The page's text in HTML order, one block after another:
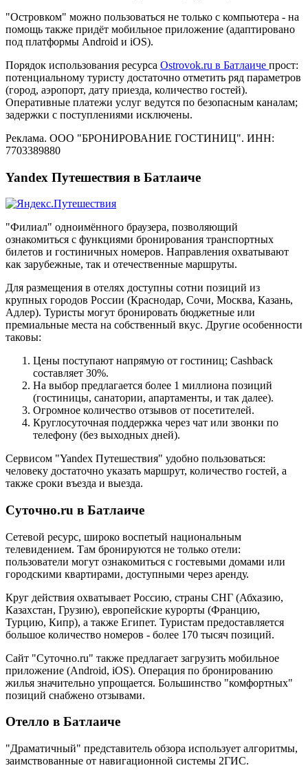
"Островком" можно пользоваться не только с компьютера - на
помощь также придёт мобильное приложение (адаптировано
под платформы Android и iOS).
Порядок использования ресурса Ostrovok.ru в Батлаиче прост:
потенциальному туристу достаточно отметить ряд параметров
(город, аэропорт, дату приезда, количество гостей).
Оперативные платежи услуг ведутся по безопасным каналам;
задержки с поступлениями исключены.
Реклама. ООО "БРОНИРОВАНИЕ ГОСТИНИЦ". ИНН:
7703389880
Yandex Путешествия в Батлаиче
"Филиал" одноимённого браузера, позволяющий
ознакомиться с функциями бронирования транспортных
билетов и гостиничных номеров. Направления охватывают
как зарубежные, так и отечественные маршруты.
Для размещения в отелях доступны сотни позиций из
крупных городов России (Краснодар, Сочи, Москва, Казань,
Адлер). Туристы могут бронировать бюджетные или
премиальные места на собственный вкус. Другие особенности
таковы:
Цены поступают напрямую от гостиниц; Cashback
составляет 30%.
На выбор предлагается более 1 миллиона позиций
(гостиницы, санатории, апартаменты, и так далее).
Огромное количество отзывов от посетителей.
Круглосуточная поддержка через чат или звонки по
телефону (без выходных дней).
Сервисом "Yandex Путешествия" удобно пользоваться:
человеку достаточно указать маршрут, количество гостей, а
также сроки въезда и выезда.
Суточно.ru в Батлаиче
Сетевой ресурс, широко воспетый национальным
телевидением. Там бронируются не только отели:
пользователи могут ознакомиться с гостевыми домами или
городскими квартирами, доступными через аренду.
Круг действия охватывает Россию, страны СНГ (Абхазию,
Казахстан, Грузию), европейские курорты (Францию,
Турцию, Кипр), а также Египет. Туристам предоставляется
большое количество номеров - более 170 тысяч позиций.
Сайт "Суточно.ru" также предлагает загрузить мобильное
приложение (Android, iOS). Операция по бронированию
жилья значительно упрощается. Большинство "комфортных"
позиций снабжено отзывами.
Отелло в Батлаиче
"Драматичный" представитель обзора использует алгоритмы,
заимствованные от навигационной системы 2ГИС.